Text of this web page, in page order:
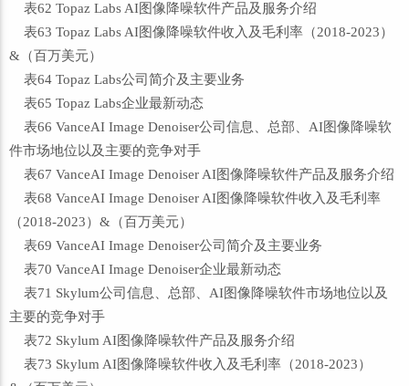
表62 Topaz Labs AI图像降噪软件产品及服务介绍
表63 Topaz Labs AI图像降噪软件收入及毛利率（2018-2023）
&（百万美元）
表64 Topaz Labs公司简介及主要业务
表65 Topaz Labs企业最新动态
表66 VanceAI Image Denoiser公司信息、总部、AI图像降噪软
件市场地位以及主要的竞争对手
表67 VanceAI Image Denoiser AI图像降噪软件产品及服务介绍
表68 VanceAI Image Denoiser AI图像降噪软件收入及毛利率
（2018-2023）&（百万美元）
表69 VanceAI Image Denoiser公司简介及主要业务
表70 VanceAI Image Denoiser企业最新动态
表71 Skylum公司信息、总部、AI图像降噪软件市场地位以及
主要的竞争对手
表72 Skylum AI图像降噪软件产品及服务介绍
表73 Skylum AI图像降噪软件收入及毛利率（2018-2023）